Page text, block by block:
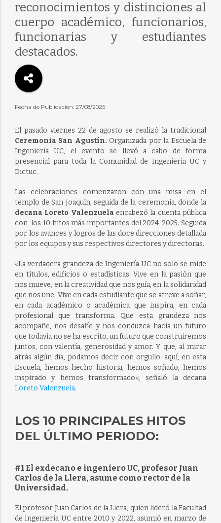
reconocimientos y distinciones al
cuerpo académico, funcionarios,
funcionarias y estudiantes
destacados.
Fecha de Publicación: 27/08/2025
El pasado viernes 22 de agosto se realizó la tradicional
Ceremonia San Agustín. Organizada por la Escuela de
Ingeniería UC, el evento se llevó a cabo de forma
presencial para toda la Comunidad de Ingeniería UC y
Dictuc.
Las celebraciones comenzaron con una misa en el
templo de San Joaquín, seguida de la ceremonia, donde la
decana Loreto Valenzuela encabezó la cuenta pública
con los 10 hitos más importantes del 2024-2025. Seguida
por los avances y logros de las doce direcciones detallada
por los equipos y sus respectivos directores y directoras.
«La verdadera grandeza de Ingeniería UC no solo se mide
en títulos, edificios o estadísticas. Vive en la pasión que
nos mueve, en la creatividad que nos guía, en la solidaridad
que nos une. Vive en cada estudiante que se atreve a soñar,
en cada académico o académica que inspira, en cada
profesional que transforma. Que esta grandeza nos
acompañe, nos desafíe y nos conduzca hacia un futuro
que todavía no se ha escrito, un futuro que construiremos
juntos, con valentía, generosidad y amor. Y que, al mirar
atrás algún día, podamos decir con orgullo: aquí, en esta
Escuela, hemos hecho historia, hemos soñado, hemos
inspirado y hemos transformado«, señaló la decana
Loreto Valenzuela.
LOS 10 PRINCIPALES HITOS
DEL ÚLTIMO PERIODO:
#1 El exdecano e ingeniero UC, profesor Juan
Carlos de la Llera, asume como rector de la
Universidad.
El profesor Juan Carlos de la Llera, quien lideró la Facultad
de Ingeniería UC entre 2010 y 2022, asumió en marzo de